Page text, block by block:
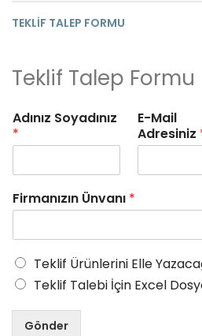
TEKLIF TALEP FORMU
Teklif Talep Formu
Adınız Soyadınız
*
E-Mail
Adresiniz
Firmanızın Ünvanı *
Teklif Ürünlerini Elle
Teklif Talebi İçin Excel
Gönder